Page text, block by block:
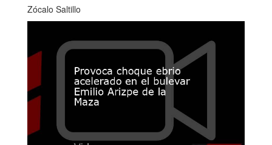
Zócalo Saltillo